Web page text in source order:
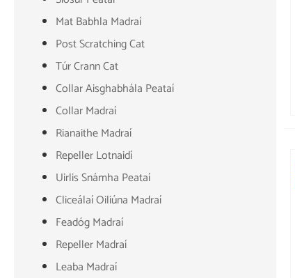
Mat Babhla Madraí
Post Scratching Cat
Túr Crann Cat
Collar Aisghabhála Peataí
Collar Madraí
Rianaithe Madraí
Repeller Lotnaidí
Uirlis Snámha Peataí
Cliceálaí Oiliúna Madraí
Feadóg Madraí
Repeller Madraí
Leaba Madraí